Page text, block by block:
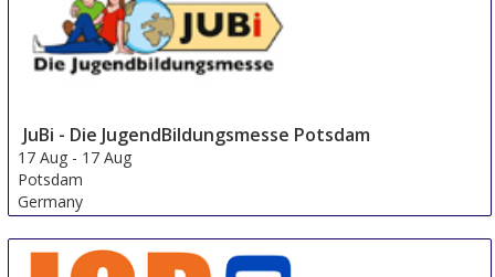
JuBi - Die JugendBildungsmesse Potsdam
17 Aug - 17 Aug
Potsdam
Germany